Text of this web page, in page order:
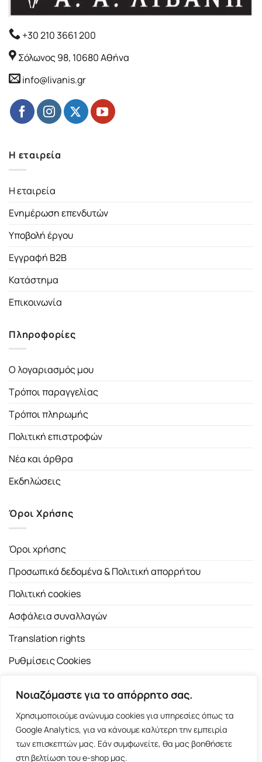
Νοιαζόμαστε για το απόρρητο σας.
Χρησιμοποιούμε ανώνυμα cookies για υπηρεσίες όπως τα
Google Analytics, για να κάνουμε καλύτερη την εμπειρία
των επισκεπτών μας. Εάν συμφωνείτε, θα μας βοηθήσετε
στη βελτίωση του e-shop μας.
+30 210 3661 200
Σόλωνος 98, 10680 Αθήνα
info@livanis.gr
Η εταιρεία
Η εταιρεία
Ενημέρωση επενδυτών
Υποβολή έργου
Εγγραφή B2B
Κατάστημα
Επικοινωνία
Πληροφορίες
Ο λογαριασμός μου
Τρόποι παραγγελίας
Τρόποι πληρωμής
Πολιτική επιστροφών
Νέα και άρθρα
Εκδηλώσεις
Όροι Χρήσης
Όροι χρήσης
Προσωπικά δεδομένα & Πολιτική απορρήτου
Πολιτική cookies
Ασφάλεια συναλλαγών
Translation rights
Ρυθμίσεις Cookies
Copyright 2026 ©Εκδοτικός Οίκος Α.Α. Λιβάνη| All rights